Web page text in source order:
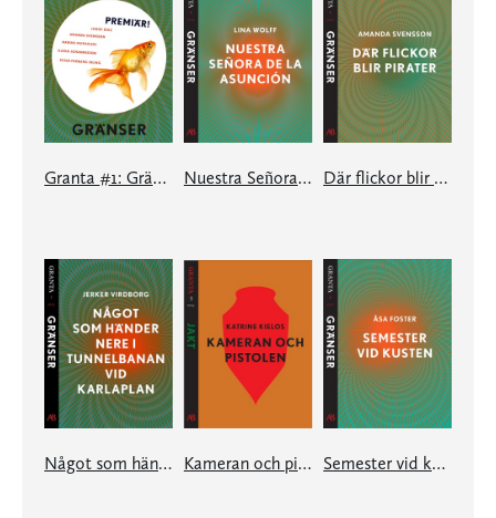
Granta #1: Gränser Nuestra Señora de la Asunción: en e-singel ur Granta #1 Där flickor blir pirater: en e-singel ur Granta #1
Något som händer nere i tunnelbanan vid Karlaplan: en e-singel ur Granta #1 Kameran och pistolen: en e-singel ur Granta #3 Semester vid kusten: en e-singel ur Granta #1